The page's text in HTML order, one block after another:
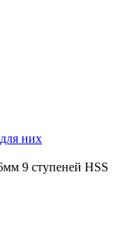
них
9 ступеней HSS